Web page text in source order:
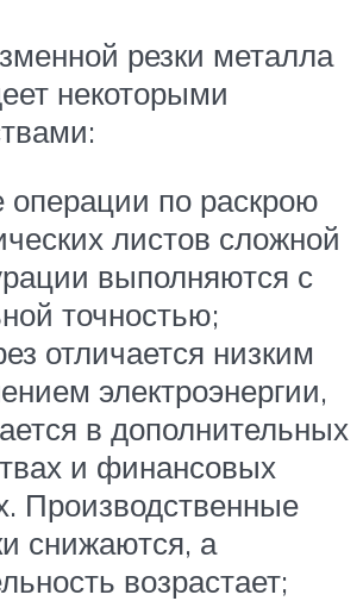
резки металла
некоторыми
операции по раскрою
листов сложной
выполняются с
точностью;
отличается низким
электроэнергии,
в дополнительных
и финансовых
Производственные
снижаются, а
возрастает;